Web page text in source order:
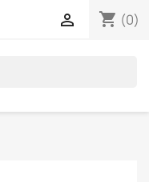
shopping_cart (0)
